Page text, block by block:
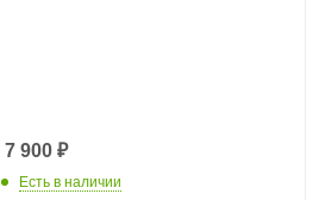
7 900 ₽
Есть в наличии